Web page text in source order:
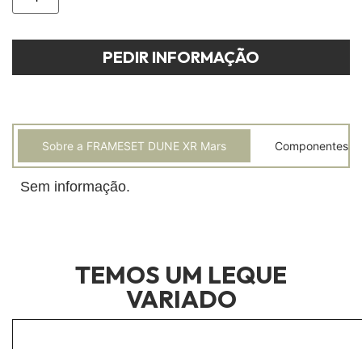
PEDIR INFORMAÇÃO
Sobre a FRAMESET DUNE XR Mars Componentes
Sem informação.
TEMOS UM LEQUE
VARIADO